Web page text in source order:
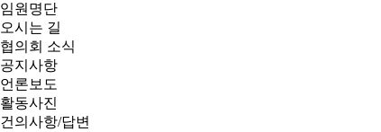
임원명단
오시는 길
협의회 소식
공지사항
언론보도
활동사진
건의사항/답변